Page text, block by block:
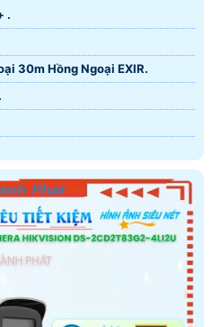
.
30m Hồng Ngoại EXIR.